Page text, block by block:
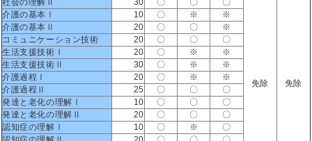
免除 免除
社会の理解Ⅱ
30 〇 〇
〇
介護の基本Ⅰ
10 〇 ※
※
介護の基本Ⅱ
20 〇 〇
※
コミュニケーション技術
20 〇 〇
〇
生活支援技術Ⅰ
20 〇 ※
※
生活支援技術Ⅱ
30 〇 ※
※
介護過程Ⅰ
20 〇 ※
※
介護過程Ⅱ
25 〇 〇
〇
発達と老化の理解Ⅰ
10 〇 〇
〇
発達と老化の理解Ⅱ
20 〇 〇
〇
認知症の理解Ⅰ
10 〇 ※
〇